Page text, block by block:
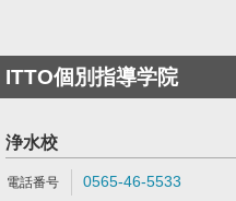
ITTO個別指導学院
浄水校
0565-46-5533